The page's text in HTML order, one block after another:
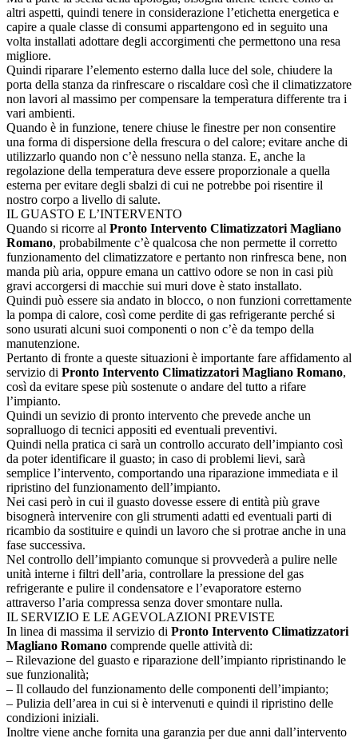
altri aspetti, quindi tenere in considerazione l’etichetta energetica e
capire a quale classe di consumi appartengono ed in seguito una
volta installati adottare degli accorgimenti che permettono una resa
migliore.
Quindi riparare l’elemento esterno dalla luce del sole, chiudere la
porta della stanza da rinfrescare o riscaldare così che il climatizzatore
non lavori al massimo per compensare la temperatura differente tra i
vari ambienti.
Quando è in funzione, tenere chiuse le finestre per non consentire
una forma di dispersione della frescura o del calore; evitare anche di
utilizzarlo quando non c’è nessuno nella stanza. E, anche la
regolazione della temperatura deve essere proporzionale a quella
esterna per evitare degli sbalzi di cui ne potrebbe poi risentire il
nostro corpo a livello di salute.
IL GUASTO E L’INTERVENTO
Quando si ricorre al Pronto Intervento Climatizzatori Magliano
Romano, probabilmente c’è qualcosa che non permette il corretto
funzionamento del climatizzatore e pertanto non rinfresca bene, non
manda più aria, oppure emana un cattivo odore se non in casi più
gravi accorgersi di macchie sui muri dove è stato installato.
Quindi può essere sia andato in blocco, o non funzioni correttamente
la pompa di calore, così come perdite di gas refrigerante perché si
sono usurati alcuni suoi componenti o non c’è da tempo della
manutenzione.
Pertanto di fronte a queste situazioni è importante fare affidamento al
servizio di Pronto Intervento Climatizzatori Magliano Romano,
così da evitare spese più sostenute o andare del tutto a rifare
l’impianto.
Quindi un sevizio di pronto intervento che prevede anche un
sopralluogo di tecnici appositi ed eventuali preventivi.
Quindi nella pratica ci sarà un controllo accurato dell’impianto così
da poter identificare il guasto; in caso di problemi lievi, sarà
semplice l’intervento, comportando una riparazione immediata e il
ripristino del funzionamento dell’impianto.
Nei casi però in cui il guasto dovesse essere di entità più grave
bisognerà intervenire con gli strumenti adatti ed eventuali parti di
ricambio da sostituire e quindi un lavoro che si protrae anche in una
fase successiva.
Nel controllo dell’impianto comunque si provvederà a pulire nelle
unità interne i filtri dell’aria, controllare la pressione del gas
refrigerante e pulire il condensatore e l’evaporatore esterno
attraverso l’aria compressa senza dover smontare nulla.
IL SERVIZIO E LE AGEVOLAZIONI PREVISTE
In linea di massima il servizio di Pronto Intervento Climatizzatori
Magliano Romano comprende quelle attività di:
– Rilevazione del guasto e riparazione dell’impianto ripristinando le
sue funzionalità;
– Il collaudo del funzionamento delle componenti dell’impianto;
– Pulizia dell’area in cui si è intervenuti e quindi il ripristino delle
condizioni iniziali.
Inoltre viene anche fornita una garanzia per due anni dall’intervento